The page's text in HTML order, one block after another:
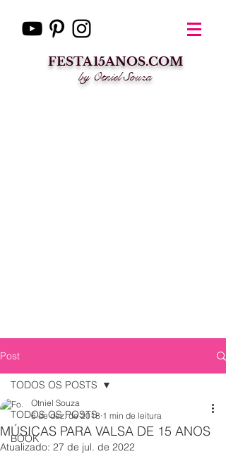
FESTA15ANOS.COM
by Otniel Souza
Post
TODOS OS POSTS
BOOK
TODOS OS POSTS
MÚSICAS PARA VALSA DE 15 ANOS
Otniel Souza
6 de dez. de 2018 1 min de leitura
Atualizado: 27 de jul. de 2022